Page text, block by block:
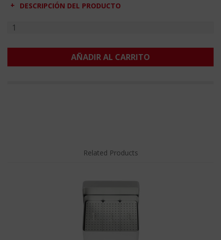
DESCRIPCIÓN DEL PRODUCTO
AÑADIR AL CARRITO
Related Products